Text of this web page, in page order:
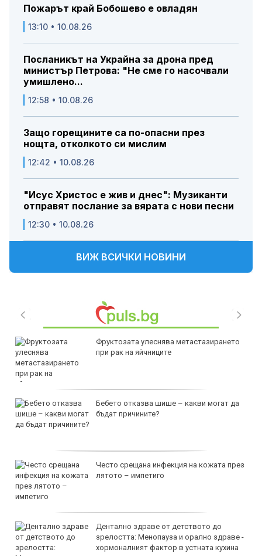
Пожарът край Бобошево е овладян
13:10 • 10.08.26
Посланикът на Украйна за дрона пред
министър Петрова: "Не сме го насочвали
умишлено...
12:58 • 10.08.26
Защо горещините са по-опасни през
нощта, отколкото си мислим
12:42 • 10.08.26
"Исус Христос е жив и днес": Музиканти
отправят послание за вярата с нови песни
12:30 • 10.08.26
ВИЖ ВСИЧКИ НОВИНИ
Фруктозата улеснява метастазирането
при рак на яйчниците
Бебето отказва шише – какви могат да
бъдат причините?
Често срещана инфекция на кожата през
лятото – импетиго
Дентално здраве от детството до
зрелостта: Менопауза и орално здраве -
хормоналният фактор в устната кухина